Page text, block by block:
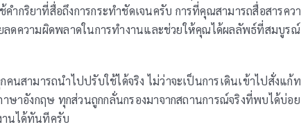
กริยาที่สื่อถึงการกระทำชัดเจนครับ การที่คุณสามารถสื่อสารคว
ลดความผิดพลาดในการทำงานและช่วยให้คุณได้ผลลัพธ์ที่สมบูรณ์
สามารถนำไปปรับใช้ได้จริง ไม่ว่าจะเป็นการเดินเข้าไปสั่งแก้ท
ษาอังกฤษ ทุกส่วนถูกกลั่นกรองมาจากสถานการณ์จริงที่พบได้บ่อย
านได้ทันทีครับ